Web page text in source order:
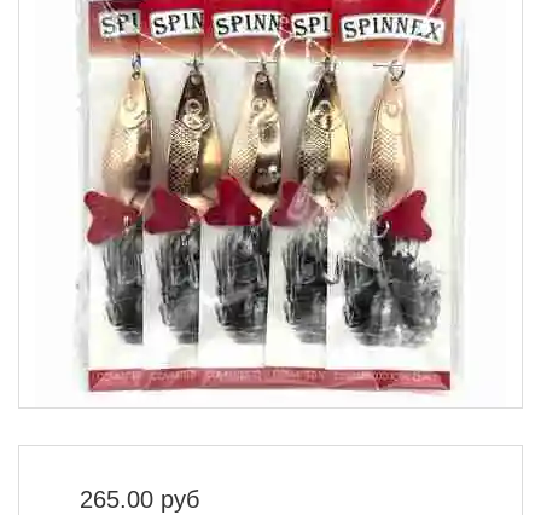
265.00 руб